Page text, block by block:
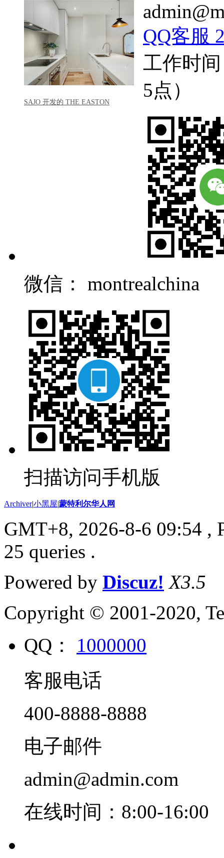
SAJO 开发的 THE EASTON
QQ客服
工作时
5点）
微信： montrealchina
扫描访问手机版
Archiver|小黑屋|蒙特利尔华人网
GMT+8, 2026-8-6 09:54 ,
25 queries .
Powered by Discuz! X3.5
Copyright © 2001-2020,
QQ： 1000000
客服电话
400-8888-8888
电子邮件
admin@admin.com
在线时间：8:00-16:00